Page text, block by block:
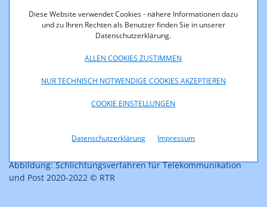
Diese Website verwendet Cookies - nähere Informationen dazu
und zu Ihren Rechten als Benutzer finden Sie in unserer
Datenschutzerklärung.
ALLEN COOKIES ZUSTIMMEN
NUR TECHNISCH NOTWENDIGE COOKIES AKZEPTIEREN
COOKIE EINSTELLUNGEN
Datenschutzerklärung Impressum
Abbildung: Schlichtungsverfahren für Telekommunikation
und Post 2020-2022 © RTR